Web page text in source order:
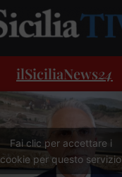
ilSiciliaNews24
Fai clic per accettare i
cookie per questo servizio